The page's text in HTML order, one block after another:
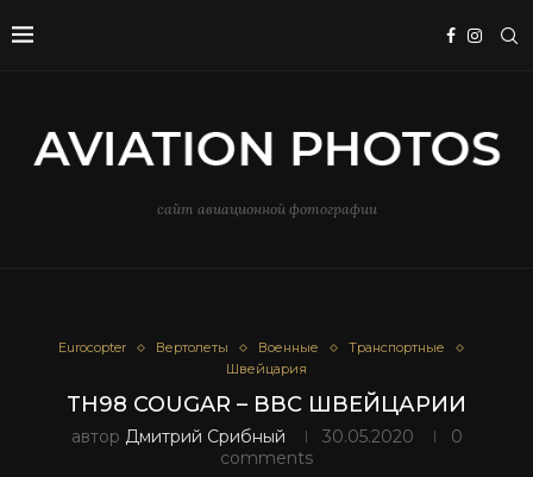
сайт авиационной фотографии
Eurocopter Вертолеты Военные
Транспортные
Швейцария
TH98 COUGAR – ВВС ШВЕЙЦАРИИ
автор Дмитрий Срибный 30.05.2020
0
comments